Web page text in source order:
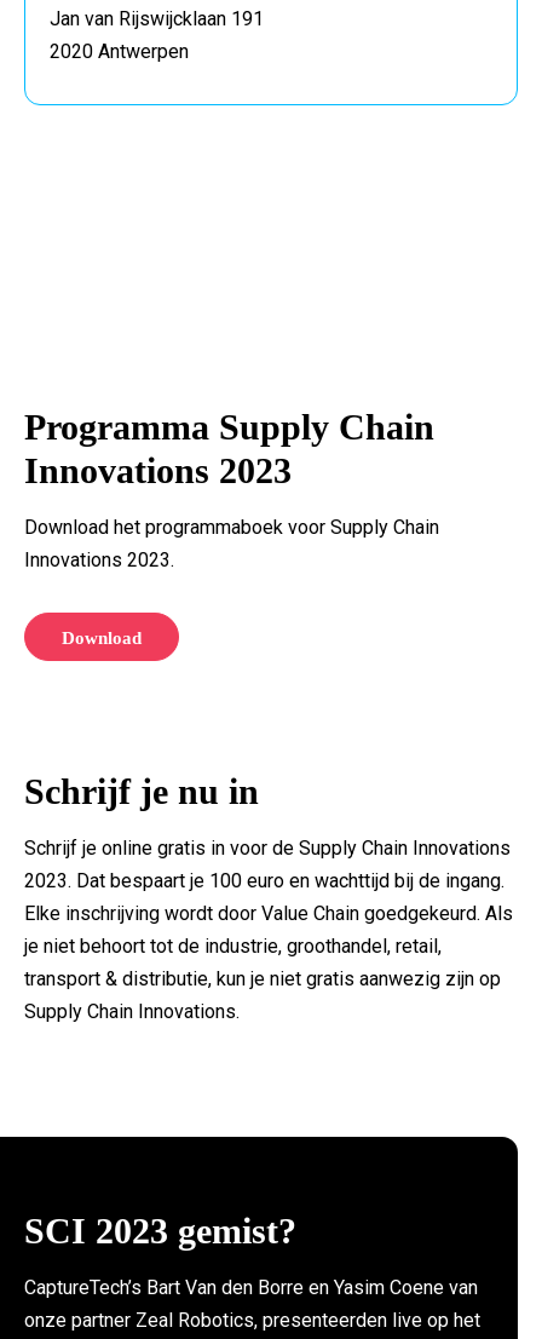
Jan van Rijswijcklaan 191
2020 Antwerpen
Programma Supply Chain
Innovations 2023
Download het programmaboek voor Supply Chain
Innovations 2023.
Download
Schrijf je nu in
Schrijf je online gratis in voor de Supply Chain Innovations
2023. Dat bespaart je 100 euro en wachttijd bij de ingang.
Elke inschrijving wordt door Value Chain goedgekeurd. Als
je niet behoort tot de industrie, groothandel, retail,
transport & distributie, kun je niet gratis aanwezig zijn op
Supply Chain Innovations.
SCI 2023 gemist?
CaptureTech’s Bart Van den Borre en Yasim Coene van
onze partner Zeal Robotics, presenteerden live op het